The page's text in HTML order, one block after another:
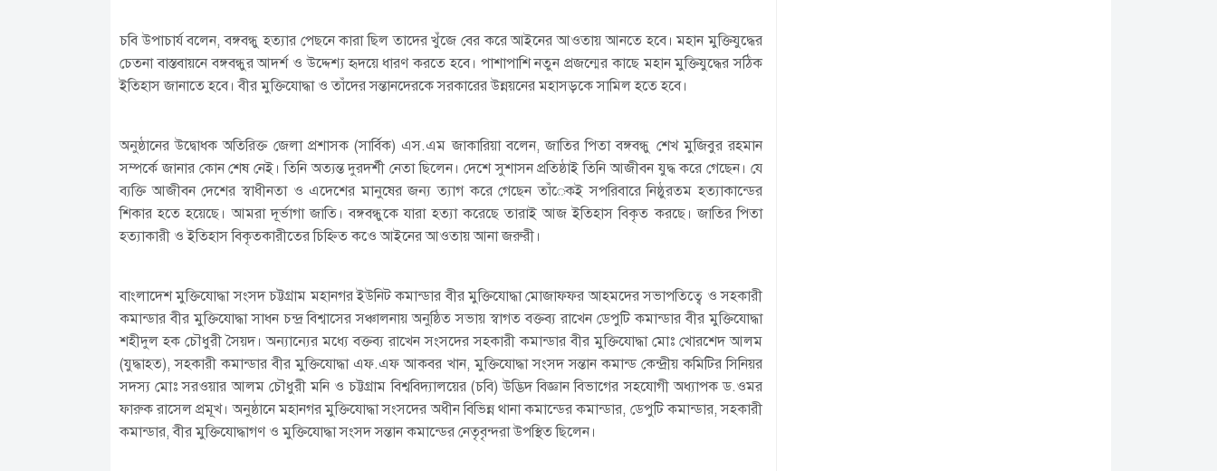
চবি উপাচার্য বলেন, বঙ্গবন্ধু হত্যার পেছনে কারা ছিল তাদের খুঁজে বের করে আইনের আওতায় আনতে হবে। মহান মুক্তিযুদ্ধের
চেতনা বাস্তবায়নে বঙ্গবন্ধুর আদর্শ ও উদ্দেশ্য হৃদয়ে ধারণ করতে হবে। পাশাপাশি নতুন প্রজন্মের কাছে মহান মুক্তিযুদ্ধের সঠিক
ইতিহাস জানাতে হবে। বীর মুক্তিযোদ্ধা ও তাঁদের সন্তানদেরকে সরকারের উন্নয়নের মহাসড়কে সামিল হতে হবে।
অনুষ্ঠানের উদ্বোধক অতিরিক্ত জেলা প্রশাসক (সার্বিক) এস.এম জাকারিয়া বলেন, জাতির পিতা বঙ্গবন্ধু শেখ মুজিবুর রহমান
সম্পর্কে জানার কোন শেষ নেই। তিনি অত্যন্ত দুরদর্শী নেতা ছিলেন। দেশে সুশাসন প্রতিষ্ঠাই তিনি আজীবন যুদ্ধ করে গেছেন। যে
ব্যক্তি আজীবন দেশের স্বাধীনতা ও এদেশের মানুষের জন্য ত্যাগ করে গেছেন তাঁেকই সপরিবারে নিষ্ঠুরতম হত্যাকান্ডের
শিকার হতে হয়েছে। আমরা দূর্ভাগা জাতি। বঙ্গবন্ধুকে যারা হত্যা করেছে তারাই আজ ইতিহাস বিকৃত করছে। জাতির পিতা
হত্যাকারী ও ইতিহাস বিকৃতকারীতের চিহ্নিত কওে আইনের আওতায় আনা জরুরী।
বাংলাদেশ মুক্তিযোদ্ধা সংসদ চট্টগ্রাম মহানগর ইউনিট কমান্ডার বীর মুক্তিযোদ্ধা মোজাফফর আহমদের সভাপতিত্বে ও সহকারী
কমান্ডার বীর মুক্তিযোদ্ধা সাধন চন্দ্র বিশ্বাসের সঞ্চালনায় অনুষ্ঠিত সভায় স্বাগত বক্তব্য রাখেন ডেপুটি কমান্ডার বীর মুক্তিযোদ্ধা
শহীদুল হক চৌধুরী সৈয়দ। অন্যান্যের মধ্যে বক্তব্য রাখেন সংসদের সহকারী কমান্ডার বীর মুক্তিযোদ্ধা মোঃ খোরশেদ আলম
(যুদ্ধাহত), সহকারী কমান্ডার বীর মুক্তিযোদ্ধা এফ.এফ আকবর খান, মুক্তিযোদ্ধা সংসদ সন্তান কমান্ড কেন্দ্রীয় কমিটির সিনিয়র
সদস্য মোঃ সরওয়ার আলম চৌধুরী মনি ও চট্টগ্রাম বিশ্ববিদ্যালয়ের (চবি) উদ্ভিদ বিজ্ঞান বিভাগের সহযোগী অধ্যাপক ড.ওমর
ফারুক রাসেল প্রমূখ। অনুষ্ঠানে মহানগর মুক্তিযোদ্ধা সংসদের অধীন বিভিন্ন থানা কমান্ডের কমান্ডার, ডেপুটি কমান্ডার, সহকারী
কমান্ডার, বীর মুক্তিযোদ্ধাগণ ও মুক্তিযোদ্ধা সংসদ সন্তান কমান্ডের নেতৃবৃন্দরা উপস্থিত ছিলেন।